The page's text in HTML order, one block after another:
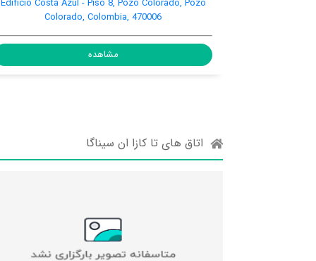
Edificio Costa Azul - Piso 8, Pozo
478001
اتاق های تا کازا ان سیناگا